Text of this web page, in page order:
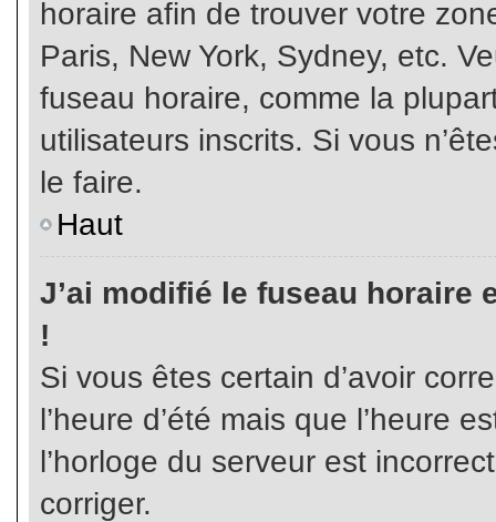
horaire afin de trouver votre
Paris, New York, Sydney, etc.
fuseau horaire, comme la
utilisateurs inscrits. Si vous
le faire.
Haut
J’ai modifié le fuseau horaire
!
Si vous êtes certain d’avoir
l’heure d’été mais que l’heure
l’horloge du serveur est
corriger.